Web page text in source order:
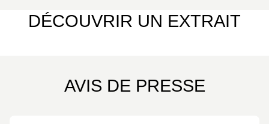
DÉCOUVRIR UN EXTRAIT
AVIS DE PRESSE